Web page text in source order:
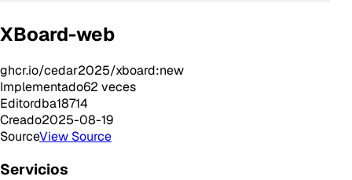
XBoard-web
ghcr.io/cedar2025/xboard:new
Implementado62 veces
Editordba18714
Creado2025-08-19
SourceView Source
Servicios